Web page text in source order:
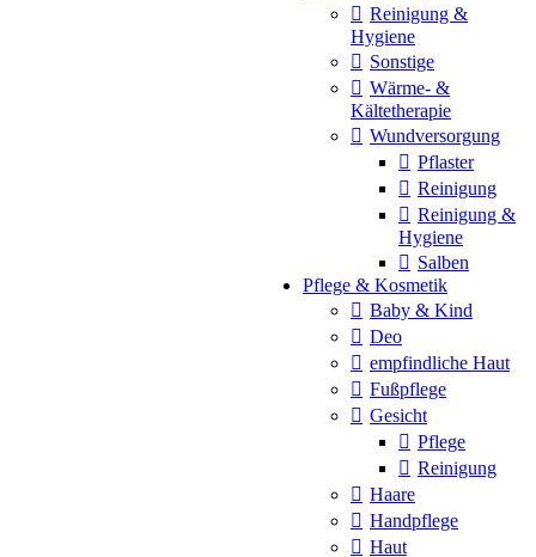
Reinigung &
Hygiene
Sonstige
Wärme- &
Kältetherapie
Wundversorgung
Pflaster
Reinigung
Reinigung &
Hygiene
Salben
Pflege & Kosmetik
Baby & Kind
Deo
empfindliche Haut
Fußpflege
Gesicht
Pflege
Reinigung
Haare
Handpflege
Haut